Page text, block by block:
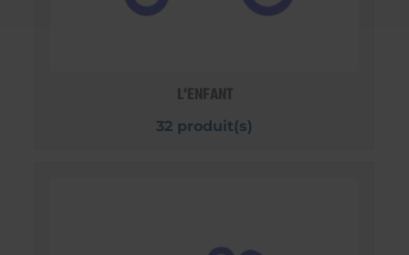
L'ENFANT
32 produit(s)